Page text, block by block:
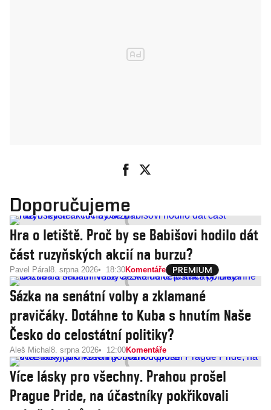
Doporučujeme
Hra o letiště. Proč by se Babišovi hodilo dát
část ruzyňských akcií na burzu?
Pavel Páral 8. srpna 2026 18:30Komentáře
Sázka na senátní volby a zklamané
pravičáky. Dotáhne to Kuba s hnutím Naše
Česko do celostátní politiky?
Aleš Michal 8. srpna 2026 12:00Komentáře
Více lásky pro všechny. Prahou prošel
Prague Pride, na účastníky pokřikovali